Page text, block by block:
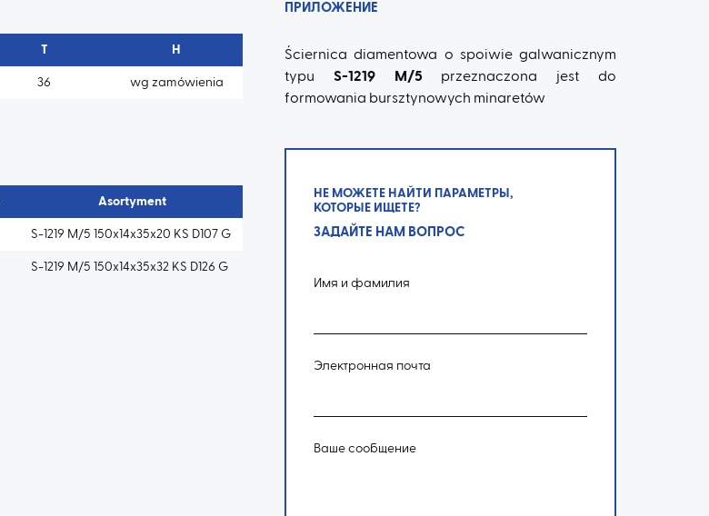
T H
36 wg zamówienia
Asortyment
S-1219 M/5 150x14x35x20 KS D107 G
S-1219 M/5 150x14x35x32 KS D126 G
ПРИЛОЖЕНИЕ
Ściernica diamentowa o spoiwie galwanicznym
typu S-1219 M/5 przeznaczona jest do
formowania bursztynowych minaretów
НЕ МОЖЕТЕ НАЙТИ ПАРАМЕТРЫ,
КОТОРЫЕ ИЩЕТЕ?
ЗАДАЙТЕ НАМ ВОПРОС
Имя и фамилия
Электронная почта
Ваше сообщение